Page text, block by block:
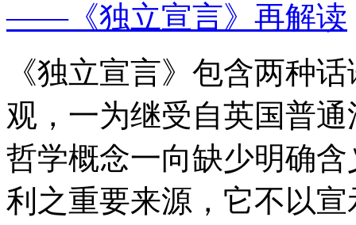
——《独立宣言》再解读
《独立宣言》包含两种
观，一为继受自英国普
哲学概念一向缺少明确
利之重要来源，它不以